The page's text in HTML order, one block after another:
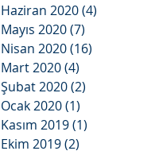
Haziran 2020(4)
Mayıs 2020(7)
Nisan 2020(16)
Mart 2020(4)
Şubat 2020(2)
Ocak 2020(1)
Kasım 2019(1)
Ekim 2019(2)